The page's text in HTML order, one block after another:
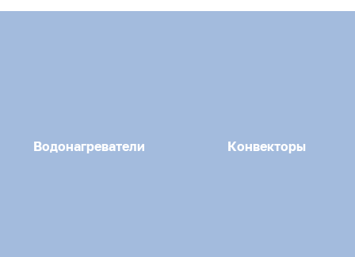
Водонагреватели Конвекторы